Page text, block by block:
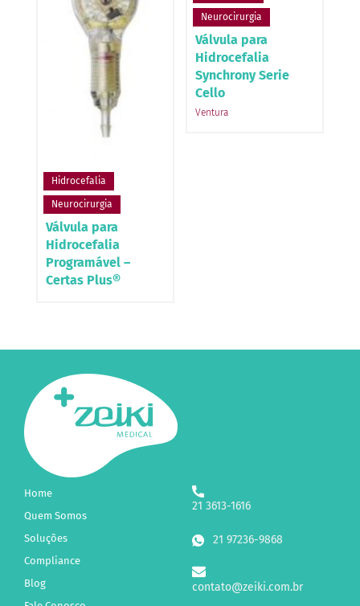
Hidrocefalia
Neurocirurgia
Válvula para
Hidrocefalia
Programável –
Certas Plus®
Neurocirurgia
Válvula para
Hidrocefalia
Synchrony Serie
Cello
Ventura
Home
Quem Somos
Soluções
Compliance
Blog
21 3613-1616
21 97236-9868
contato@zeiki.com.br